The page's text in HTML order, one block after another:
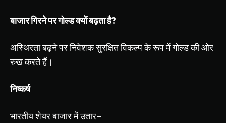
बाजारगिरनेपरगोल्डक्योंबढ़ताहै?
अस्थिरताबढ़नेपरनिवेशकसुरक्षितविकल्पकेरूपमेंगोल्डकीओर
रुखकरतेहैं।
निष्कर्ष
भारतीयशेयरबाजारमेंउतार–